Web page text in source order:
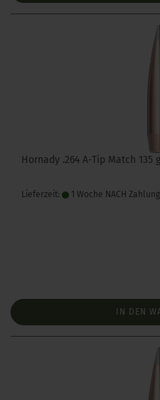
Hornady .264 A-Tip Match 135
Lieferzeit: 1 Woche NACH
IN DEN